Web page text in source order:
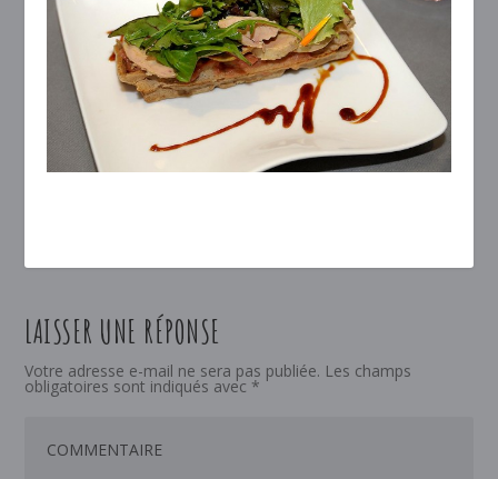
LAISSER UNE RÉPONSE
Votre adresse e-mail ne sera pas publiée. Les champs
obligatoires sont indiqués avec *